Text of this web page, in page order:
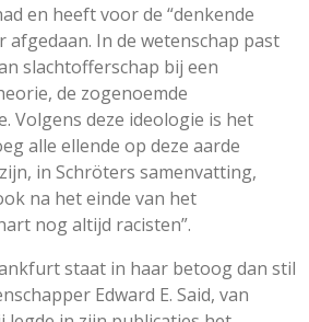
en heeft voor de “denkende
afgedaan. In de wetenschap past
slachtofferschap bij een
de zogenoemde
Volgens deze ideologie is het
alle ellende op deze aarde
in Schröters samenvatting,
na het einde van het
nog altijd racisten”.
staat in haar betoog dan stil
Edward E. Said, van